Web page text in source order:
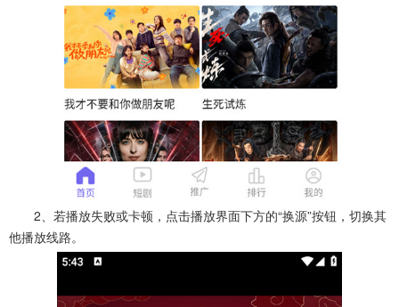
2、若播放失败或卡顿，点击播放界面下方的“换源”按钮，切换其
他播放线路。